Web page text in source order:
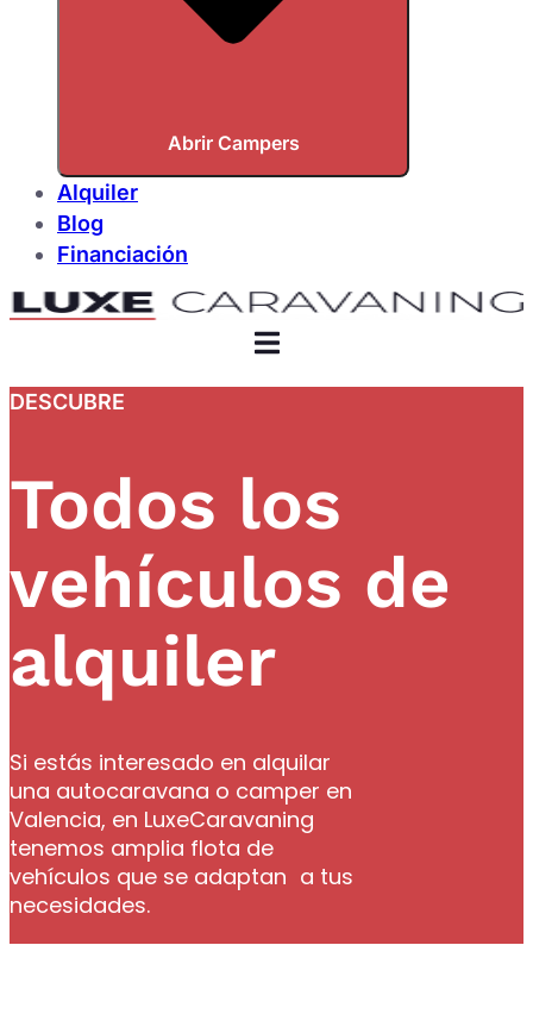
Abrir Campers
Alquiler
Blog
Financiación
DESCUBRE
Todos los
vehículos de
alquiler
Si estás interesado en alquilar
una autocaravana o camper en
Valencia, en LuxeCaravaning
tenemos amplia flota de
vehículos que se adaptan a tus
necesidades.